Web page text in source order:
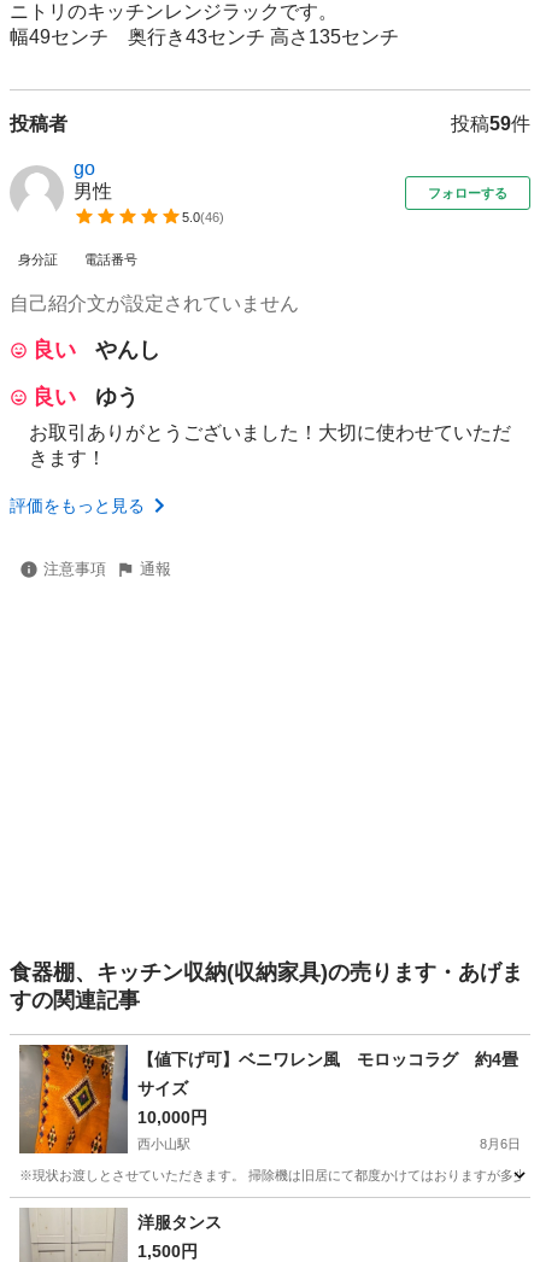
ニトリのキッチンレンジラックです。
幅49センチ　奥行き43センチ 高さ135センチ
投稿者 投稿59件
go
男性
5.0(46)
フォローする
身分証 電話番号
自己紹介文が設定されていません
良い
やんし
良い
ゆう
お取引ありがとうございました！大切に使わせていただ
きます！
評価をもっと見る
注意事項 通報
食器棚、キッチン収納(収納家具)の売ります・あげま
すの関連記事
【値下げ可】ベニワレン風 モロッコラグ 約4畳
サイズ
10,000円
西小山駅 8月6日
※現状お渡しとさせていただきます。 掃除機は旧居にて都度かけてはおりますが多少
東京 目黒区 西小山駅
洋服タンス
1,500円